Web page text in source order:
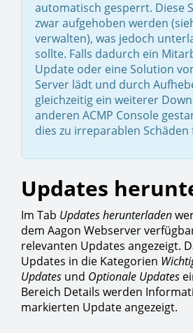
automatisch gesperrt. Diese
zwar aufgehoben werden
verwalten), was jedoch
sollte. Falls dadurch ein
Update oder eine Solution
Server lädt und durch
gleichzeitig ein weiterer
anderen ACMP Console
dies zu irreparablen Schäden
Updates
Im Tab Updates herunterladen
dem Aagon Webserver
relevanten Updates angezeigt.
Updates in die Kategorien
Updates und Optionale Updates
Bereich Details werden
markierten Update angezeigt.